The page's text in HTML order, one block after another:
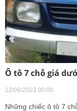
Ô tô 7 chỗ giá
12/06/2023 00:00
Những chiếc ô tô 7